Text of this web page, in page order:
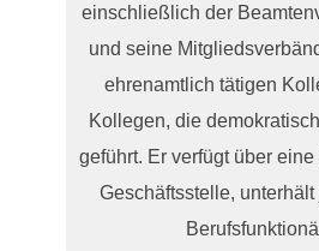
einschließlich der
und seine
ehrenamtlich tätigen
Kollegen, die
geführt. Er verfügt über
Geschäftsstelle,